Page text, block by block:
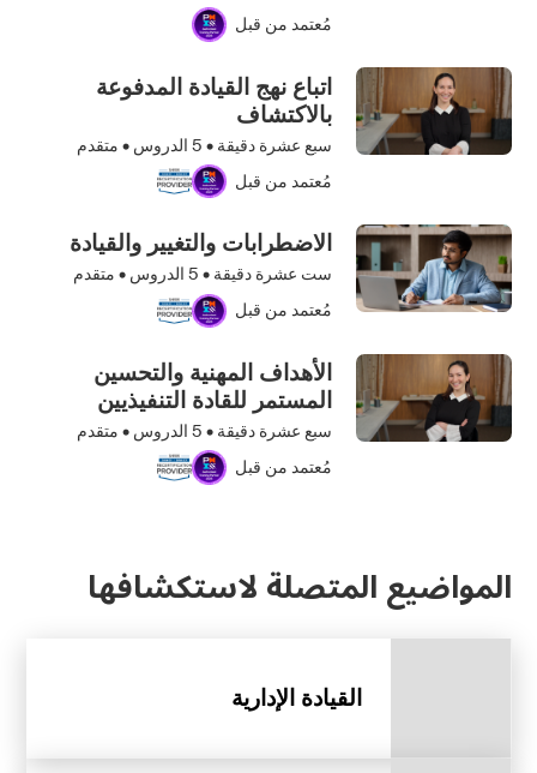
مُعتمد من قبل
اتباع نهج القيادة المدفوعة
بالاكتشاف
سبع عشرة دقيقة • 5 الدروس • متقدم
مُعتمد من قبل
الاضطرابات والتغيير والقيادة
ست عشرة دقيقة • 5 الدروس • متقدم
مُعتمد من قبل
الأهداف المهنية والتحسين
المستمر للقادة التنفيذيين
سبع عشرة دقيقة • 5 الدروس • متقدم
مُعتمد من قبل
المواضيع المتصلة لاستكشافها
القيادة الإدارية